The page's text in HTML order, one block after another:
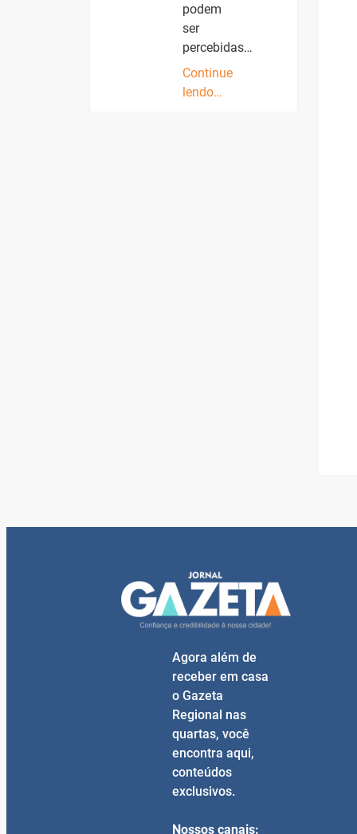
podem
ser
percebidas…
Continue
lendo…
Agora além de
receber em casa
o Gazeta
Regional nas
quartas, você
encontra aqui,
conteúdos
exclusivos.
Nossos canais: